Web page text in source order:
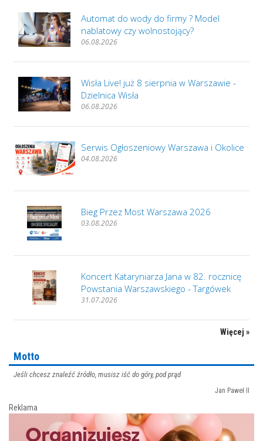
Automat do wody do firmy ? Model
nablatowy czy wolnostojący?
06.08.2026
Wisła Live! już 8 sierpnia w Warszawie -
Dzielnica Wisła
06.08.2026
Serwis Ogłoszeniowy Warszawa i Okolice
04.08.2026
Bieg Przez Most Warszawa 2026
03.08.2026
Koncert Kataryniarza Jana w 82. rocznicę
Powstania Warszawskiego - Targówek
31.07.2026
Więcej »
Motto
Jeśli chcesz znaleźć źródło, musisz iść do góry, pod prąd
Jan Paweł II
Reklama